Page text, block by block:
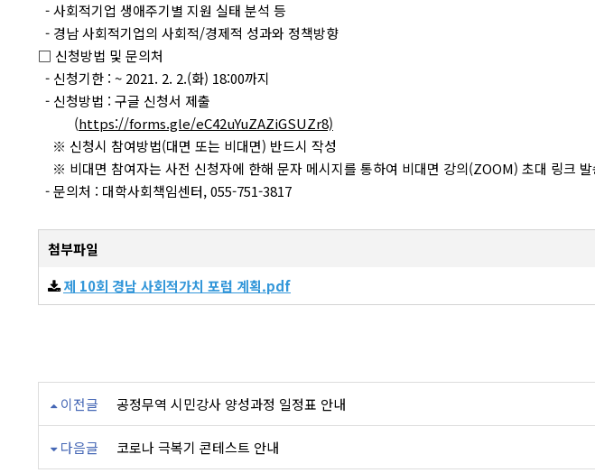
- 사회적기업 생애주기별 지원 실태 분석 등
- 경남 사회적기업의 사회적/경제적 성과와 정책방향
□ 신청방법 및 문의처
- 신청기한 : ~ 2021. 2. 2.(화) 18:00까지
- 신청방법 : 구글 신청서 제출
(https://forms.gle/eC42uYuZAZiGSUZr8)
※ 신청시 참여방법(대면 또는 비대면) 반드시 작성
※ 비대면 참여자는 사전 신청자에 한해 문자 메시지를 통하여 비대면 강의(ZOOM) 초대 링크
- 문의처 : 대학사회책임센터, 055-751-3817
첨부파일
제 10회 경남 사회적가치 포럼 계획.pdf
이전글 공정무역 시민강사 양성과정 일정표 안내
다음글 코로나 극복기 콘테스트 안내